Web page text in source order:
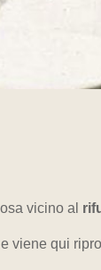
vicino al
viene qui